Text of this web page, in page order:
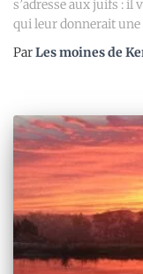
s’adresse aux juifs : il
qui leur donnerait une
ParLes moines de